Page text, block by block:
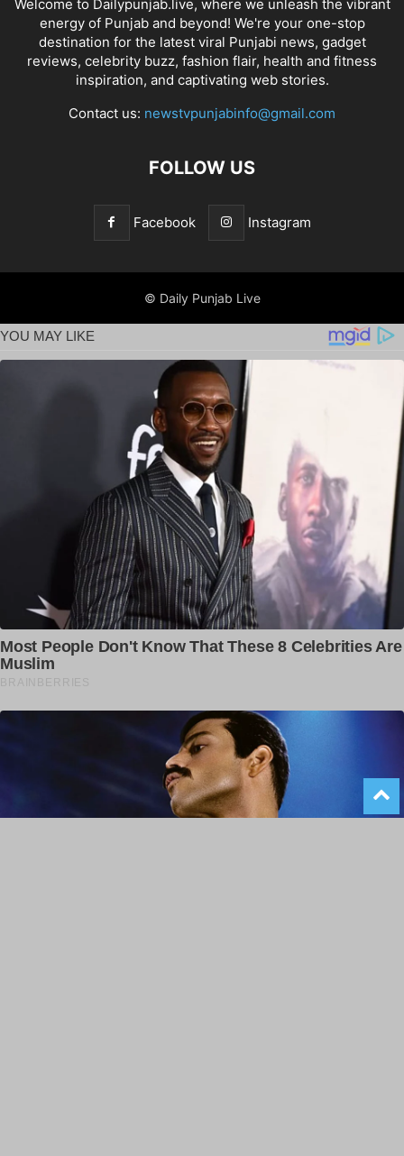
Welcome to Dailypunjab.live, where we unleash the vibrant
energy of Punjab and beyond! We're your one-stop
destination for the latest viral Punjabi news, gadget
reviews, celebrity buzz, fashion flair, health and fitness
inspiration, and captivating web stories.
Contact us: newstvpunjabinfo@gmail.com
FOLLOW US
Facebook Instagram
© Daily Punjab Live